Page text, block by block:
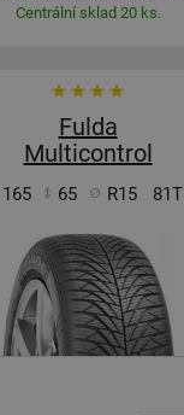
Centrální sklad 20 ks.
Fulda
Multicontrol
165 65 R15 81T